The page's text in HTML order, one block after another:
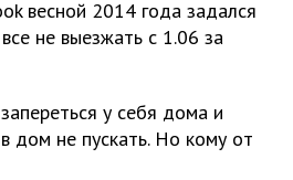
весной 2014 года задался
не выезжать с 1.06 за
у себя дома и
дом не пускать. Но кому от